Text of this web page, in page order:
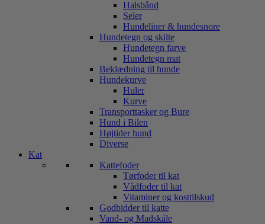
Halsbånd
Seler
Hundeliner & hundesnore
Hundetegn og skilte
Hundetegn farve
Hundetegn mat
Beklædning til hunde
Hundekurve
Huler
Kurve
Transporttasker og Bure
Hund i Bilen
Højtider hund
Diverse
Kat
Kattefoder
Tørfoder til kat
Vådfoder til kat
Vitaminer og kosttilskud
Godbidder til katte
Vand- og Madskåle